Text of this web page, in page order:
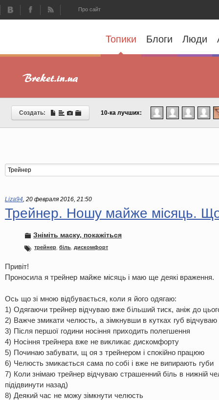
Про сайт
Топики Блоги Люди
Создать: 10-ка лучших:
Liza94, 20 февраля 2016, 21:50
Трейнер. Ношу майже місяць.
Зніміть маску, покажіться
трейнер біль дискомфорт
Привіт!
Проносила я трейнер майже місяць і маю ще деякі враження.
Ось що зі мною відбувається, коли я його одягаю:
1) Одягаючи трейнер відчуваю вже більший тиск, аніж до
2) Важче змикати челюсть, а зімкнувши в кутках губ
3) Після першої години носіння приходить полегшення
4) Носіння трейнера вже не викликає дискомфорту
5) Починаю забувати, щ оя з трейнером і спокійно працюю
6) Челюсть змикається сама по собі і вже не випирають губи
7) Коли знімаю трейнер відчуваю страшенний біль в нижній
підідвинути назад)
8) Деякий час не можу зімкнути челюсть